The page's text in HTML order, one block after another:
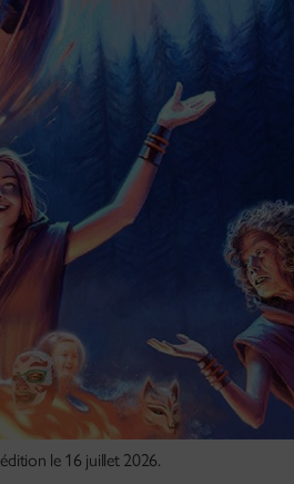
édition le 16 juillet 2026.